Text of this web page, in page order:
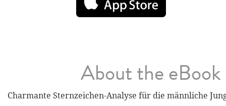
About the eBook
Charmante Sternzeichen-Analyse für die männliche